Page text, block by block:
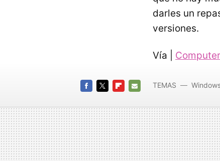
darles un
versiones.
Vía |
MAIL
TEMAS